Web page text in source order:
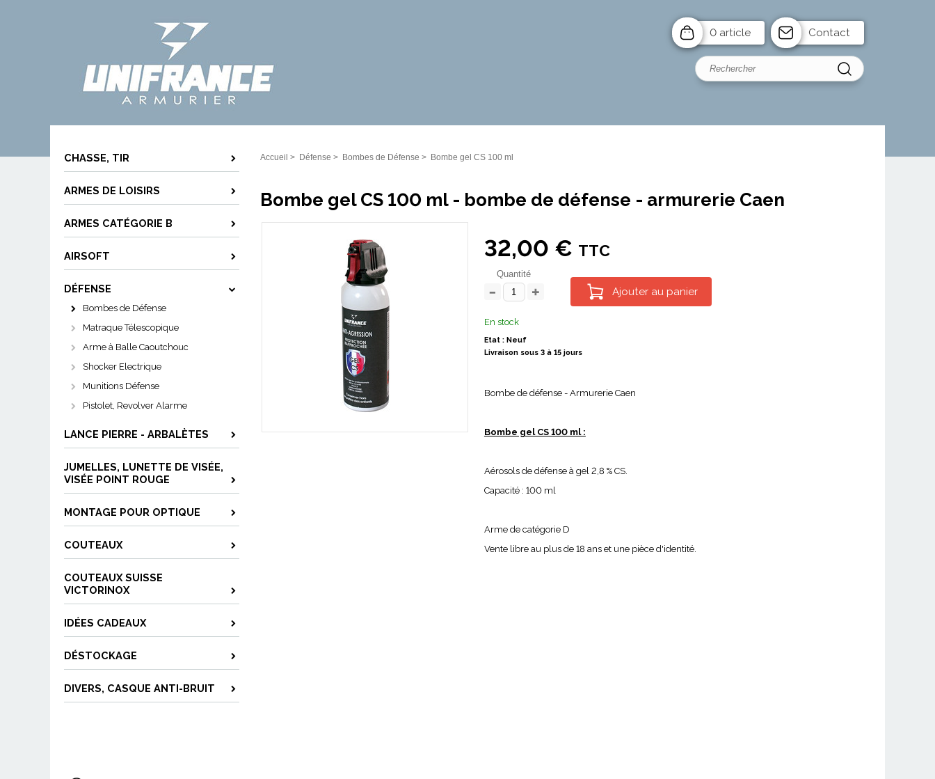
0 article Contact
CHASSE, TIR
ARMES DE LOISIRS
ARMES CATÉGORIE B
AIRSOFT
DÉFENSE
Bombes de Défense
Matraque Télescopique
Arme à Balle Caoutchouc
Shocker Electrique
Munitions Défense
Pistolet, Revolver Alarme
LANCE PIERRE - ARBALÈTES
JUMELLES, LUNETTE DE VISÉE,
VISÉE POINT ROUGE
MONTAGE POUR OPTIQUE
COUTEAUX
COUTEAUX SUISSE
VICTORINOX
IDÉES CADEAUX
DÉSTOCKAGE
DIVERS, CASQUE ANTI-BRUIT
Accueil > Défense > Bombes de Défense > Bombe gel CS 100 ml
Bombe gel CS 100 ml - bombe de défense - armurerie Caen
32,00 € TTC
Quantité
Ajouter au panier
En stock
Etat : Neuf
Livraison sous 3 à 15 jours
Bombe de défense - Armurerie Caen
Bombe gel CS 100 ml :
Aérosols de défense à gel 2,8 % CS.
Capacité : 100 ml
Arme de catégorie D
Vente libre au plus de 18 ans et une pièce d'identité.